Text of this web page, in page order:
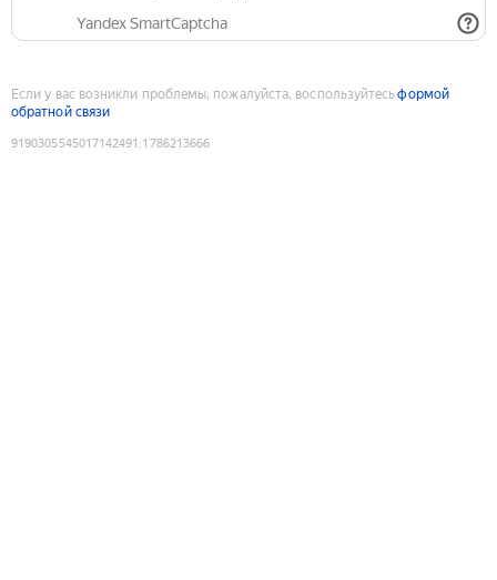
Yandex SmartCaptcha
Если у вас возникли проблемы, пожалуйста, воспользуйтесьформой
обратной связи
9190305545017142491 :1786213666